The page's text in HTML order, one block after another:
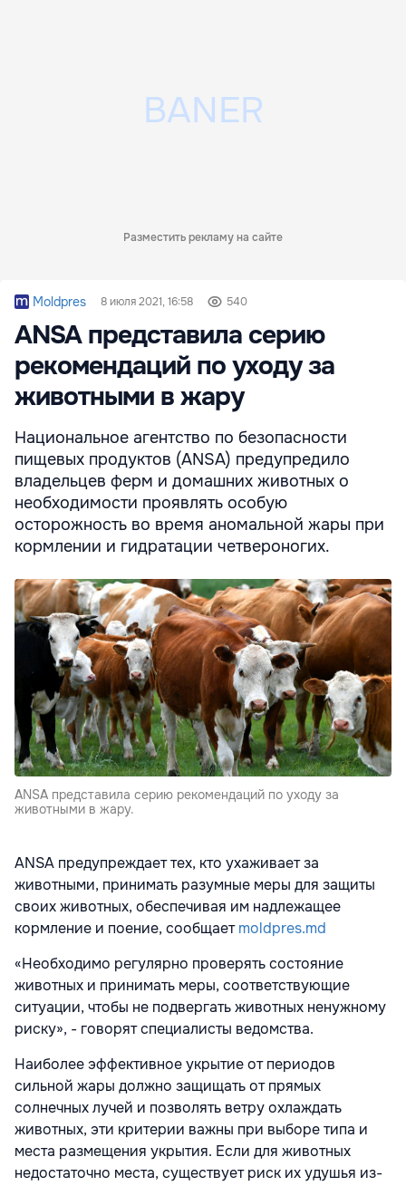
Разместить рекламу на сайте
Moldpres 8 июля 2021, 16:58 540
ANSA представила серию
рекомендаций по уходу за
животными в жару
Национальное агентство по безопасности
пищевых продуктов (ANSA) предупредило
владельцев ферм и домашних животных о
необходимости проявлять особую
осторожность во время аномальной жары при
кормлении и гидратации четвероногих.
ANSA представила серию рекомендаций по уходу за
животными в жару.
ANSA предупреждает тех, кто ухаживает за
животными, принимать разумные меры для защиты
своих животных, обеспечивая им надлежащее
кормление и поение, сообщаетmoldpres.md
«Необходимо регулярно проверять состояние
животных и принимать меры, соответствующие
ситуации, чтобы не подвергать животных ненужному
риску», - говорят специалисты ведомства.
Наиболее эффективное укрытие от периодов
сильной жары должно защищать от прямых
солнечных лучей и позволять ветру охлаждать
животных, эти критерии важны при выборе типа и
места размещения укрытия. Если для животных
недостаточно места, существует риск их удушья из-